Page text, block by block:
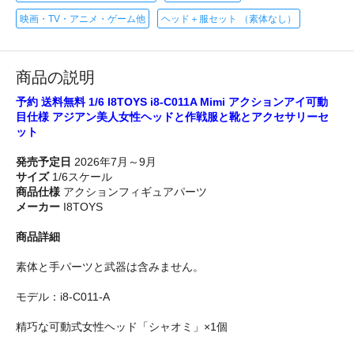
映画・TV・アニメ・ゲーム他 ヘッド＋服セット （素体なし）
商品の説明
予約 送料無料 1/6 I8TOYS i8-C011A Mimi アクションアイ可動
目仕様 アジアン美人女性ヘッドと作戦服と靴とアクセサリーセ
ット
発売予定日 2026年7月～9月
サイズ1/6スケール
商品仕様 アクションフィギュアパーツ
メーカー I8TOYS
商品詳細
素体と手パーツと武器は含みません。
モデル：i8-C011-A
精巧な可動式女性ヘッド「シャオミ」×1個